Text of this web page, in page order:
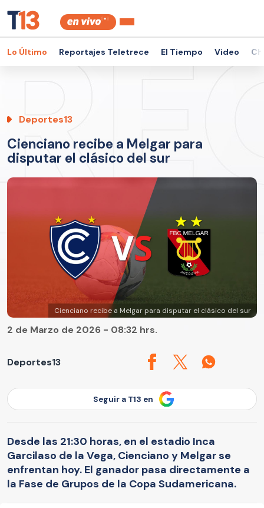
Lo Último Reportajes Teletrece El Tiempo Video
Deportes13
Cienciano recibe a Melgar para
disputar el clásico del sur
Cienciano recibe a Melgar para disputar el clásico del sur
Deportes13
2 de Marzo de 2026 - 08:32 hrs.
Seguir a T13 en
Desde las 21:30 horas, en el estadio Inca
Garcilaso de la Vega, Cienciano y Melgar se
enfrentan hoy. El ganador pasa directamente a
la Fase de Grupos de la Copa Sudamericana.